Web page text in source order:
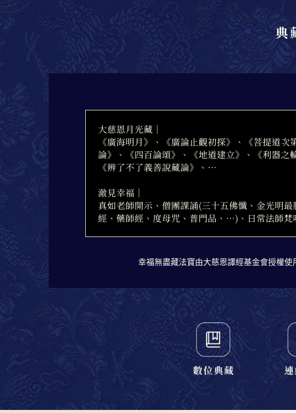
典
大慈恩月光藏｜
《廣海明月》、《廣論止觀初探》、《菩提道
論》、《四百論頌》、《地道建立》、《利器之
《辨了不了義善說藏論》、…
澈見幸福｜
真如老師開示、僧團課誦(三十五佛懺、金光明
經、藥師經、度母咒、普門品、…)、日常法師
幸福無盡藏法寶由大慈恩譯經基金會授權使